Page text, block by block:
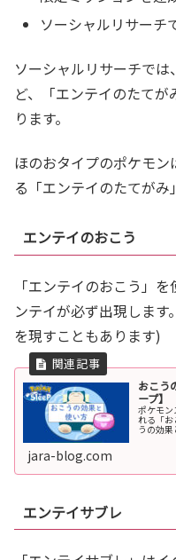
ソーシャルリサーチ
ソーシャルリサーチで
ど、「エンテイのたて
ります。
ほのおタイプのポケモ
る「エンテイのたてがみ
エンテイのおこう
「エンテイのおこう」
ンテイが必ず出現しま
を現すこともあります)
おこう
ープ】
ポケモン
れる「お
うの効
jara-blog.com
エンテイサブレ